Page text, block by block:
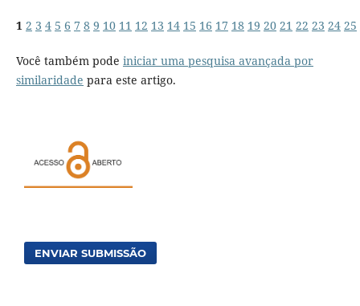
1 2 3 4 5 6 7 8 9 10 11 12 13 14 15 16 17 18 19 20 21 22 23 24 25
Você também pode iniciar uma pesquisa avançada por
similaridade para este artigo.
ENVIAR SUBMISSÃO